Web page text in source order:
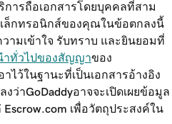
การถือเอกสารโดยบุคคลที่สาม
เล็กทรอนิกส์ของคุณในข้อตกลงนี้
มเข้าใจ รับทราบ และยินยอมที่
ำทั่วไปของสัญญาของ
ไว้ในฐานะที่เป็นเอกสารอ้างอิง
าGoDaddyอาจจะเปิดเผยข้อมูล
เพื่อวัตถุประสงค์ใน